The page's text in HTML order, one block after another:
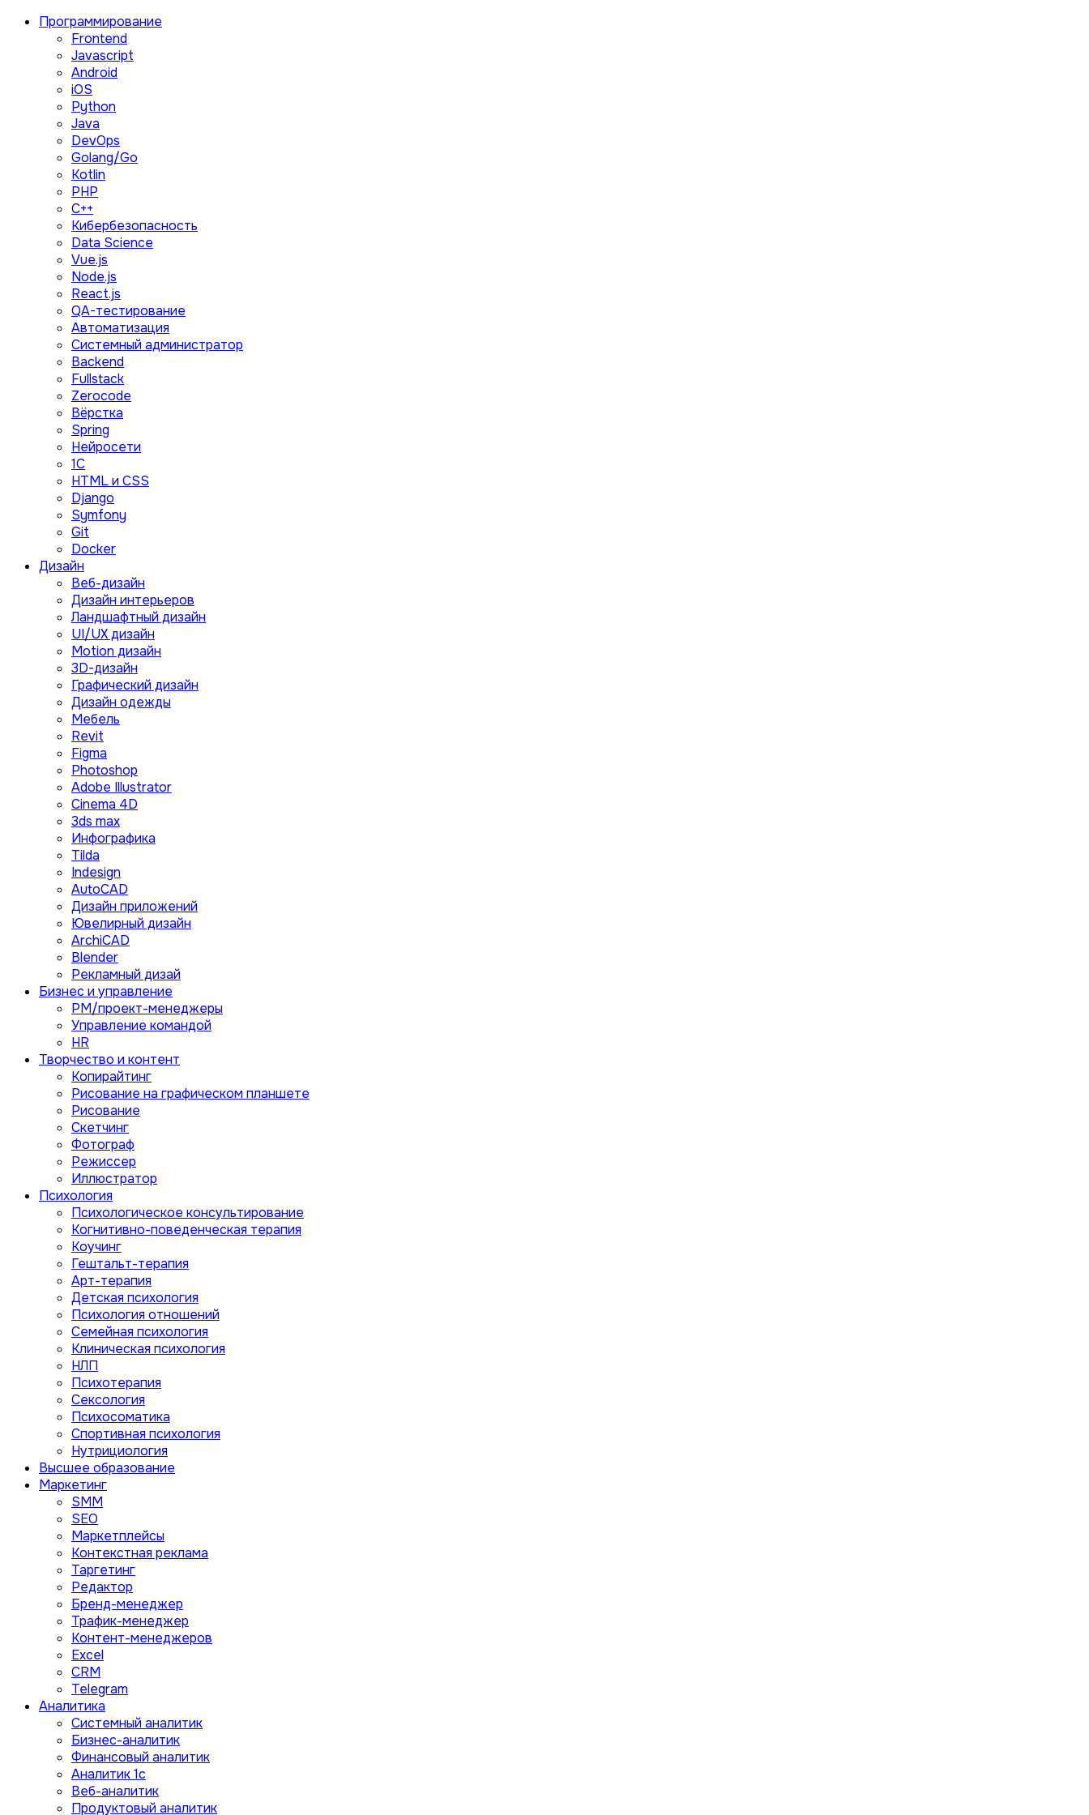
Программирование
Frontend
Javascript
Android
iOS
Python
Java
DevOps
Golang/Go
Kotlin
PHP
C++
Кибербезопасность
Data Science
Vue.js
Node.js
React.js
QA-тестирование
Автоматизация
Системный администратор
Backend
Fullstack
Zerocode
Вёрстка
Spring
Нейросети
1C
HTML и CSS
Django
Symfony
Git
Docker
Дизайн
Веб-дизайн
Дизайн интерьеров
Ландшафтный дизайн
UI/UX дизайн
Motion дизайн
3D-дизайн
Графический дизайн
Дизайн одежды
Мебель
Revit
Figma
Photoshop
Adobe Illustrator
Сinema 4D
3ds max
Инфографика
Tilda
Indesign
AutoCAD
Дизайн приложений
Ювелирный дизайн
ArchiCAD
Blender
Рекламный дизай
Бизнес и управление
PM/проект-менеджеры
Управление командой
HR
Творчество и контент
Копирайтинг
Рисование на графическом планшете
Рисование
Скетчинг
Фотограф
Режиссер
Иллюстратор
Психология
Психологическое консультирование
Когнитивно-поведенческая терапия
Коучинг
Гештальт-терапия
Арт-терапия
Детская психология
Психология отношений
Семейная психология
Клиническая психология
НЛП
Психотерапия
Сексология
Психосоматика
Спортивная психология
Нутрициология
Высшее образование
Маркетинг
SMM
SEO
Маркетплейсы
Контекстная реклама
Таргетинг
Редактор
Бренд-менеджер
Трафик-менеджер
Контент-менеджеров
Excel
CRM
Telegram
Аналитика
Системный аналитик
Бизнес-аналитик
Финансовый аналитик
Aналитик 1с
Веб-аналитик
Продуктовый аналитик